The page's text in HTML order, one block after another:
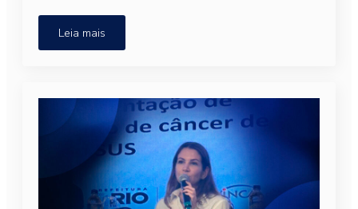
Leia mais